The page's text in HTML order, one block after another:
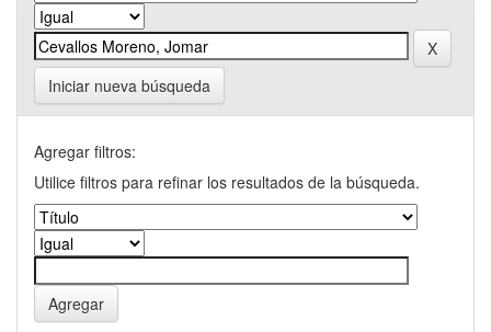
Iniciar nueva búsqueda
Agregar filtros:
Utilice filtros para refinar los resultados de la búsqueda.